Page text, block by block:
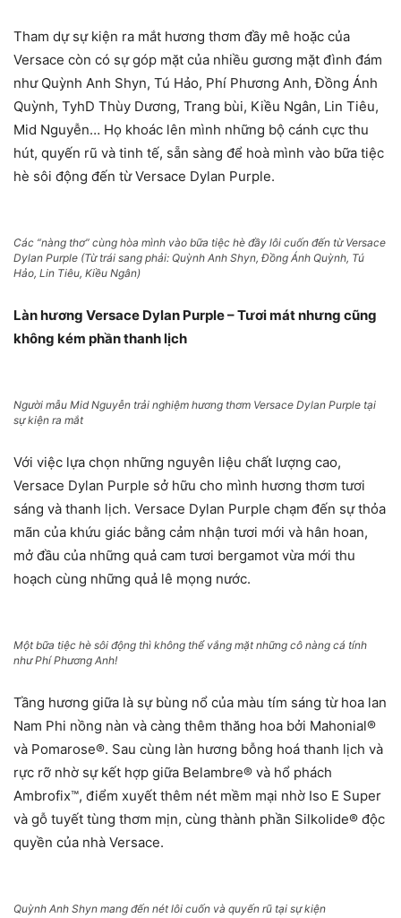
Tham dự sự kiện ra mắt hương thơm đầy mê hoặc của
Versace còn có sự góp mặt của nhiều gương mặt đình đám
như Quỳnh Anh Shyn, Tú Hảo, Phí Phương Anh, Đồng Ánh
Quỳnh, TyhD Thùy Dương, Trang bùi, Kiều Ngân, Lin Tiêu,
Mid Nguyễn… Họ khoác lên mình những bộ cánh cực thu
hút, quyến rũ và tinh tế, sẵn sàng để hoà mình vào bữa tiệc
hè sôi động đến từ Versace Dylan Purple.
Các “nàng thơ” cùng hòa mình vào bữa tiệc hè đầy lôi cuốn đến từ Versace
Dylan Purple (Từ trái sang phải: Quỳnh Anh Shyn, Đồng Ánh Quỳnh, Tú
Hảo, Lin Tiêu, Kiều Ngân)
Làn hương Versace Dylan Purple – Tươi mát nhưng cũng
không kém phần thanh lịch
Người mẫu Mid Nguyễn trải nghiệm hương thơm Versace Dylan Purple tại
sự kiện ra mắt
Với việc lựa chọn những nguyên liệu chất lượng cao,
Versace Dylan Purple sở hữu cho mình hương thơm tươi
sáng và thanh lịch. Versace Dylan Purple chạm đến sự thỏa
mãn của khứu giác bằng cảm nhận tươi mới và hân hoan,
mở đầu của những quả cam tươi bergamot vừa mới thu
hoạch cùng những quả lê mọng nước.
Một bữa tiệc hè sôi động thì không thể vắng mặt những cô nàng cá tính
như Phí Phương Anh!
Tầng hương giữa là sự bùng nổ của màu tím sáng từ hoa lan
Nam Phi nồng nàn và càng thêm thăng hoa bởi Mahonial®
và Pomarose®. Sau cùng làn hương bỗng hoá thanh lịch và
rực rỡ nhờ sự kết hợp giữa Belambre® và hổ phách
Ambrofix™, điểm xuyết thêm nét mềm mại nhờ Iso E Super
và gỗ tuyết tùng thơm mịn, cùng thành phần Silkolide® độc
quyền của nhà Versace.
Quỳnh Anh Shyn mang đến nét lôi cuốn và quyến rũ tại sự kiện